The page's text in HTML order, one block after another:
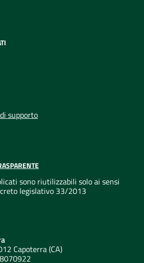
supporto
sono riutilizzabili solo ai sensi
legislativo 33/2013
Capoterra (CA)